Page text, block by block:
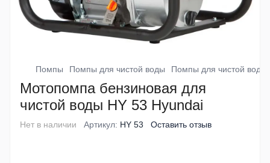
Помпы Помпы для чистой воды Помпы для чистой воды
Мотопомпа бензиновая для
чистой воды HY 53 Hyundai
Нет в наличии Артикул: HY 53 Оставить отзыв